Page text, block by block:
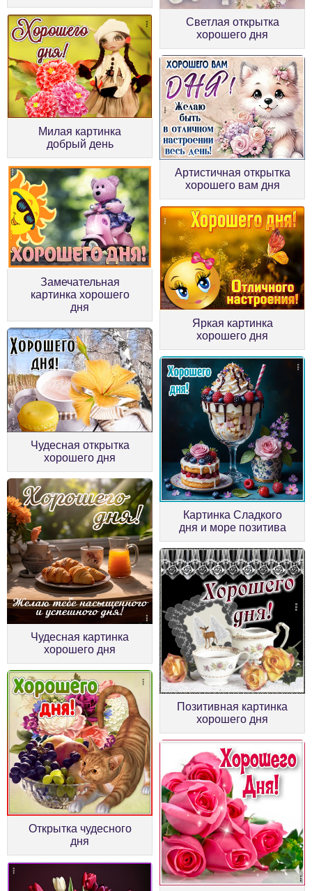
Светлая открытка
хорошего дня
Милая картинка
добрый день
Артистичная открытка
хорошего вам дня
Замечательная
картинка хорошего
дня
Яркая картинка
хорошего дня
Чудесная открытка
хорошего дня
Картинка Сладкого
дня и море позитива
Чудесная картинка
хорошего дня
Позитивная картинка
хорошего дня
Открытка чудесного
дня